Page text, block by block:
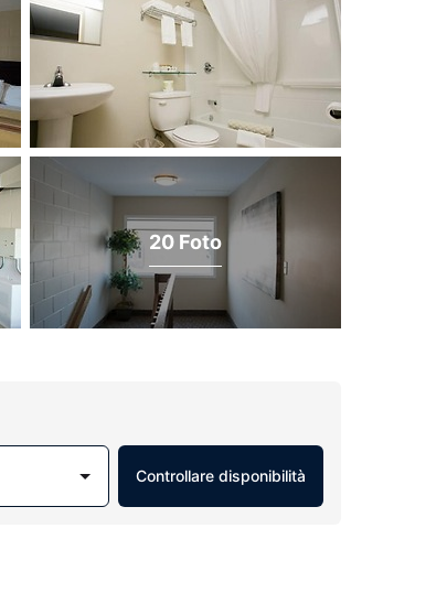
20 Foto
Controllare disponibilità